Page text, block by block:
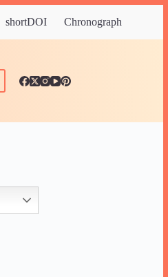
shortDOI Chronograph